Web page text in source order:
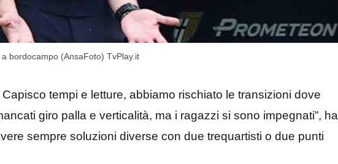
bordocampo (AnsaFoto) TvPlay.it
Capisco tempi e letture, abbiamo rischiato le transizioni dove
giro palla e verticalità, ma i ragazzi si sono impegnati”, ha
sempre soluzioni diverse con due trequartisti o due punti